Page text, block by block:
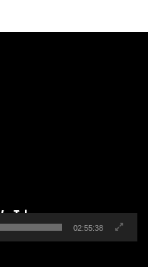
02:55:38